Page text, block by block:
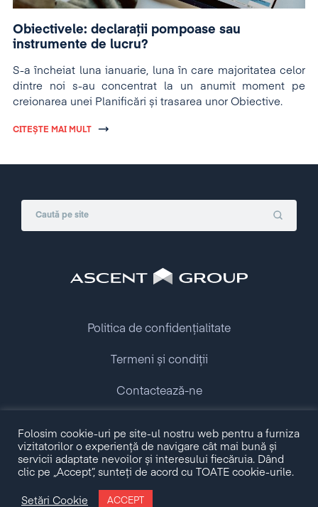
Obiectivele: declarații pompoase sau
instrumente de lucru?
S-a încheiat luna ianuarie, luna în care majoritatea celor
dintre noi s-au concentrat la un anumit moment pe
creionarea unei Planificări și trasarea unor Obiective.
CITEȘTE MAI MULT
Copyright © 2009 - 2026 Ascent Group.
All rights reserved.
Politica de confidențialitate
Termeni și condiții
Contactează-ne
Folosim cookie-uri pe site-ul nostru web pentru a furniza
vizitatorilor o experiență de navigare cât mai bună și
servicii adaptate nevoilor și interesului fiecăruia. Dând
clic pe „Accept”, sunteți de acord cu TOATE cookie-urile.
Setări Cookie ACCEPT